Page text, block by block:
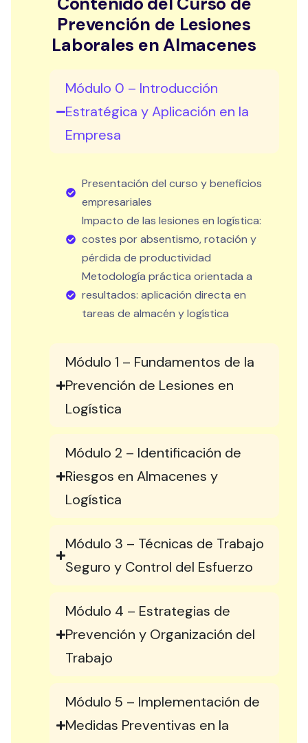
Prevención de Lesiones
Laborales en Almacenes
Módulo 0 – Introducción
Estratégica y Aplicación en la
Empresa
Presentación del curso y beneficios
empresariales
Impacto de las lesiones en logística:
costes por absentismo, rotación y
pérdida de productividad
Metodología práctica orientada a
resultados: aplicación directa en
tareas de almacén y logística
Módulo 1 – Fundamentos de la
Prevención de Lesiones en
Logística
Módulo 2 – Identificación de
Riesgos en Almacenes y
Logística
Módulo 3 – Técnicas de Trabajo
Seguro y Control del Esfuerzo
Módulo 4 – Estrategias de
Prevención y Organización del
Trabajo
Módulo 5 – Implementación de
Medidas Preventivas en la